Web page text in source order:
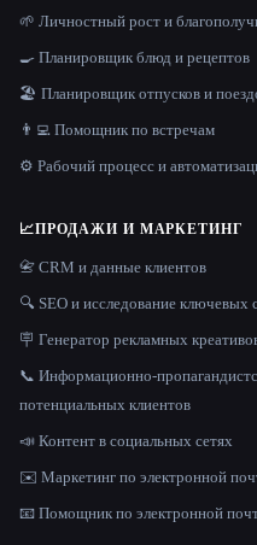
🌱 Личностный рост и
🍳 Планировщик блюд и рецептов
🏖 Планировщик отпусков и
👨‍💻 Помощник по встречам
⚙️ Рабочий процесс и
📈ПРОДАЖИ И МАРКЕТИНГ
📇 CRM и данные клиентов
🔍 SEO и исследование ключевых
🪧 Генератор рекламных
📞 Информационно-
потенциальных клиентов
📣 Контент в социальных сетях
✉️ Маркетинг по электронной
📧 Помощник по электронной